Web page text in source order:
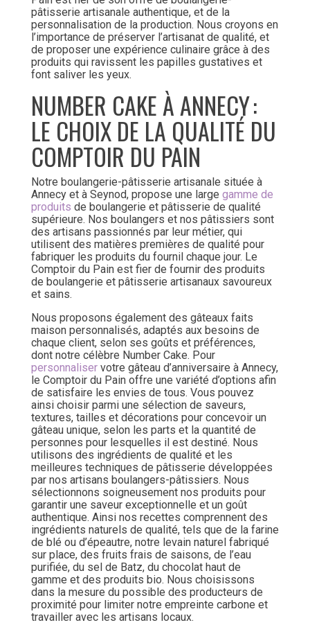
pâtisserie artisanale authentique, et de la
personnalisation de la production. Nous croyons en
l’importance de préserver l’artisanat de qualité, et
de proposer une expérience culinaire grâce à des
produits qui ravissent les papilles gustatives et
font saliver les yeux.
NUMBER CAKE À ANNECY :
LE CHOIX DE LA QUALITÉ DU
COMPTOIR DU PAIN
Notre boulangerie-pâtisserie artisanale située à
Annecy et à Seynod, propose une large gamme de
produits de boulangerie et pâtisserie de qualité
supérieure. Nos boulangers et nos pâtissiers sont
des artisans passionnés par leur métier, qui
utilisent des matières premières de qualité pour
fabriquer les produits du fournil chaque jour. Le
Comptoir du Pain est fier de fournir des produits
de boulangerie et pâtisserie artisanaux savoureux
et sains.
Nous proposons également des gâteaux faits
maison personnalisés, adaptés aux besoins de
chaque client, selon ses goûts et préférences,
dont notre célèbre Number Cake. Pour
personnaliservotre gâteau d’anniversaire à Annecy,
le Comptoir du Pain offre une variété d’options afin
de satisfaire les envies de tous. Vous pouvez
ainsi choisir parmi une sélection de saveurs,
textures, tailles et décorations pour concevoir un
gâteau unique, selon les parts et la quantité de
personnes pour lesquelles il est destiné. Nous
utilisons des ingrédients de qualité et les
meilleures techniques de pâtisserie développées
par nos artisans boulangers-pâtissiers. Nous
sélectionnons soigneusement nos produits pour
garantir une saveur exceptionnelle et un goût
authentique. Ainsi nos recettes comprennent des
ingrédients naturels de qualité, tels que de la farine
de blé ou d’épeautre, notre levain naturel fabriqué
sur place, des fruits frais de saisons, de l’eau
purifiée, du sel de Batz, du chocolat haut de
gamme et des produits bio. Nous choisissons
dans la mesure du possible des producteurs de
proximité pour limiter notre empreinte carbone et
travailler avec les artisans locaux.